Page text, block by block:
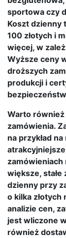
sportowa czy
Koszt dzienny
100 złotych i
więcej, w
Wyższe ceny
droższych
produkcji i
Warto również
zamówienia.
na przykład
zamówieniach
większe, stałe
dzienny przy
o kilka złotych
analizie cen,
jest wliczone
również